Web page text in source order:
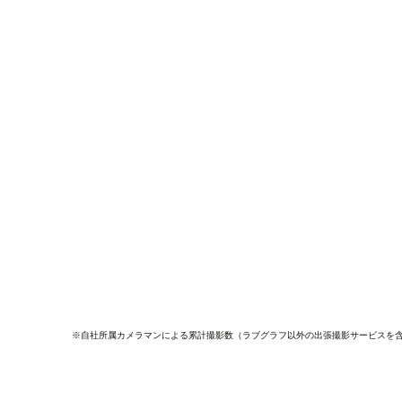
※自社所属カメラマンによる累計撮影数（ラブグラフ以外の出張撮影サービスを